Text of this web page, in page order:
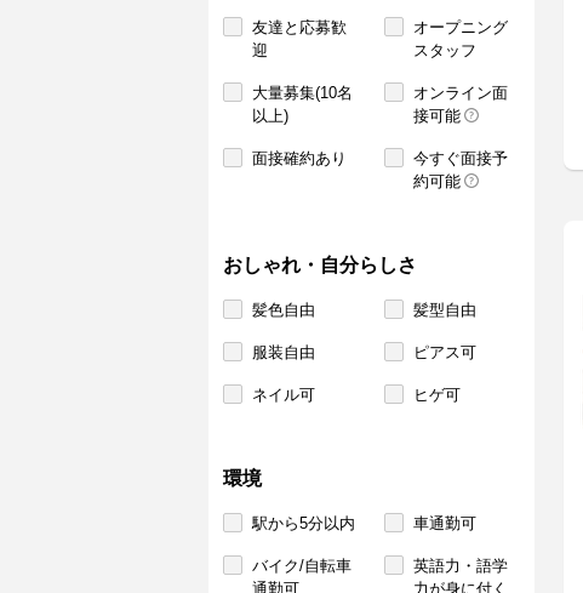
友達と応募歓
迎
オープニング
スタッフ
大量募集(10名
以上)
オンライン面
接可能
面接確約あり
今すぐ面接予
約可能
おしゃれ・自分らしさ
髪色自由 髪型自由
服装自由 ピアス可
ネイル可 ヒゲ可
環境
駅から5分以内 車通勤可
バイク/自転車
通勤可
英語力・語学
力が身に付く